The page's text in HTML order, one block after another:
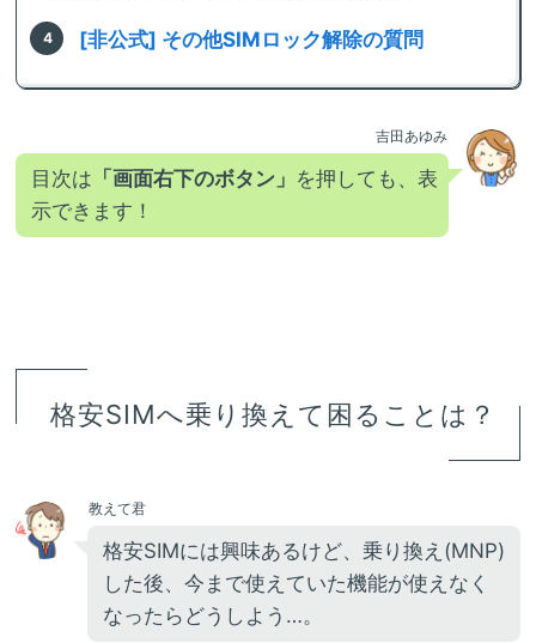
[非公式] その他SIMロック解除の質問
吉田あゆみ
目次は 「画面右下のボタン」 を押しても、表
示できます！
格安SIMへ乗り換えて困ることは？
教えて君
格安SIMには興味あるけど、乗り換え(MNP)
した後、今まで使えていた機能が使えなく
なったらどうしよう…。